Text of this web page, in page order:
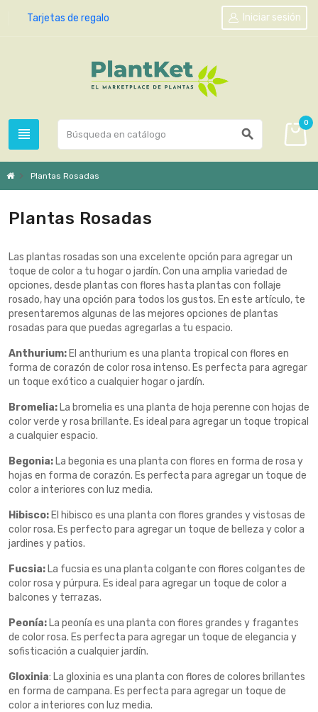
Tarjetas de regalo
view_headline search
Iniciar sesión
0
chevron_right Plantas Rosadas
Plantas Rosadas
Las plantas rosadas son una excelente opción para agregar un
toque de color a tu hogar o jardín. Con una amplia variedad de
opciones, desde plantas con flores hasta plantas con follaje
rosado, hay una opción para todos los gustos. En este artículo, te
presentaremos algunas de las mejores opciones de plantas
rosadas para que puedas agregarlas a tu espacio.
Anthurium: El anthurium es una planta tropical con flores en
forma de corazón de color rosa intenso. Es perfecta para agregar
un toque exótico a cualquier hogar o jardín.
Bromelia: La bromelia es una planta de hoja perenne con hojas de
color verde y rosa brillante. Es ideal para agregar un toque tropical
a cualquier espacio.
Begonia: La begonia es una planta con flores en forma de rosa y
hojas en forma de corazón. Es perfecta para agregar un toque de
color a interiores con luz media.
Hibisco: El hibisco es una planta con flores grandes y vistosas de
color rosa. Es perfecto para agregar un toque de belleza y color a
jardines y patios.
Fucsia: La fucsia es una planta colgante con flores colgantes de
color rosa y púrpura. Es ideal para agregar un toque de color a
balcones y terrazas.
Peonía: La peonía es una planta con flores grandes y fragantes
de color rosa. Es perfecta para agregar un toque de elegancia y
sofisticación a cualquier jardín.
Gloxinia: La gloxinia es una planta con flores de colores brillantes
en forma de campana. Es perfecta para agregar un toque de
color a interiores con luz media.